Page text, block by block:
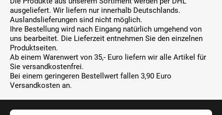
ausgeliefert. Wir liefern nur innerhalb Deutschlands.
Auslandslieferungen sind nicht möglich.
Ihre Bestellung wird nach Eingang natürlich umgehend von
uns bearbeitet. Die Lieferzeit entnehmen Sie den einzelnen
Produktseiten.
Ab einem Warenwert von 35,- Euro liefern wir alle Artikel für
Sie versandkostenfrei.
Bei einem geringeren Bestellwert fallen 3,90 Euro
Versandkosten an.